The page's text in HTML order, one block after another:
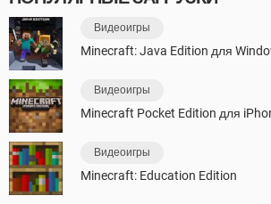
Видеоигры
Minecraft: Java Edition для
Видеоигры
Minecraft Pocket Edition для
Видеоигры
Minecraft: Education Edition